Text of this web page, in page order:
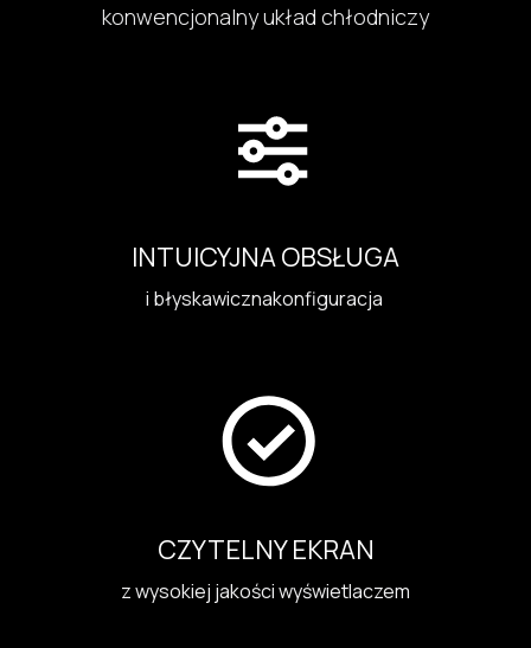
konwencjonalny układ chłodniczy
INTUICYJNA OBSŁUGA
i błyskawicznakonfiguracja
CZYTELNY EKRAN
z wysokiej jakości wyświetlaczem